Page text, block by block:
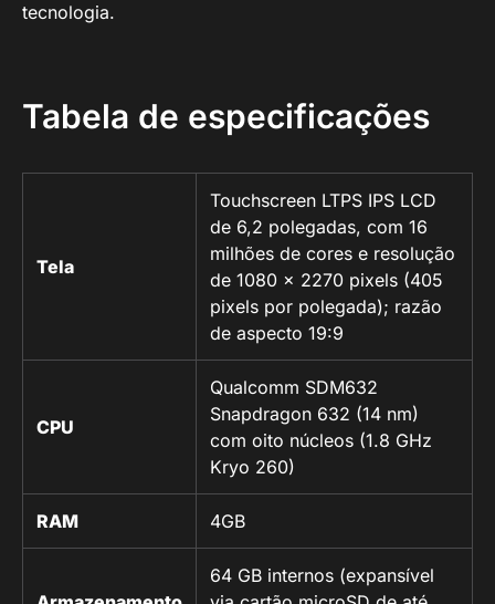
tecnologia.
Tabela de especificações
Tela
Touchscreen LTPS IPS LCD
de 6,2 polegadas, com 16
milhões de cores e resolução
de 1080 x 2270 pixels (405
pixels por polegada); razão
de aspecto 19:9
CPU
Qualcomm SDM632
Snapdragon 632 (14 nm)
com oito núcleos (1.8 GHz
Kryo 260)
RAM 4GB
64 GB internos (expansível